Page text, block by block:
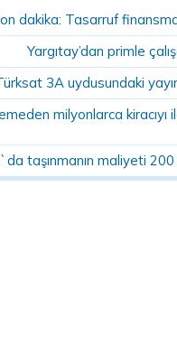
dakika: Tasarruf
Yargıtay’dan primle
3A uydusundaki
milyonlarca
taşınmanın maliyeti